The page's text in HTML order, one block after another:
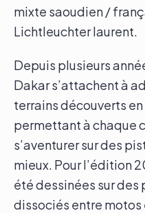
mixte saoudien /
Lichtleuchter laurent.
Depuis plusieurs
Dakar s’attachent à
terrains découverts
permettant à chaque
s’aventurer sur des
mieux. Pour l’édition
été dessinées sur
dissociés entre motos